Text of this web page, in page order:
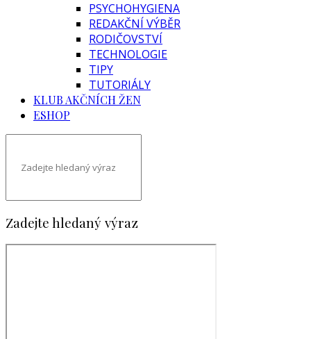
PSYCHOHYGIENA
REDAKČNÍ VÝBĚR
RODIČOVSTVÍ
TECHNOLOGIE
TIPY
TUTORIÁLY
KLUB AKČNÍCH ŽEN
ESHOP
Zadejte hledaný výraz